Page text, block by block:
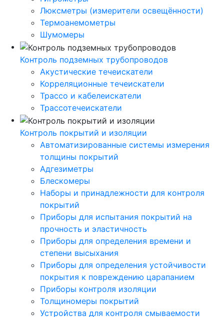
Люксметры (измерители освещённости)
Термоанемометры
Шумомеры
Контроль подземных трубопроводов
Акустические течеискатели
Корреляционные течеискатели
Трассо и кабелеискатели
Трассотечеискатели
Контроль покрытий и изоляции
Автоматизированные системы измерения
толщины покрытий
Адгезиметры
Блескомеры
Наборы и принадлежности для контроля
покрытий
Приборы для испытания покрытий на
прочность и эластичность
Приборы для определения времени и
степени высыхания
Приборы для определения устойчивости
покрытия к повреждению царапанием
Приборы контроля изоляции
Толщиномеры покрытий
Устройства для контроля смываемости